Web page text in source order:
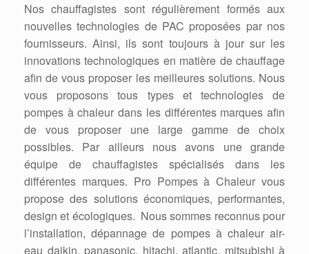
Nos chauffagistes sont régulièrement formés aux
nouvelles technologies de PAC proposées par nos
fournisseurs. Ainsi, ils sont toujours à jour sur les
innovations technologiques en matière de chauffage
afin de vous proposer les meilleures solutions. Nous
vous proposons tous types et technologies de
pompes à chaleur dans les différentes marques afin
de vous proposer une large gamme de choix
possibles. Par ailleurs nous avons une grande
équipe de chauffagistes spécialisés dans les
différentes marques. Pro Pompes à Chaleur vous
propose des solutions économiques, performantes,
design et écologiques. Nous sommes reconnus pour
l’installation, dépannage de pompes à chaleur air-
eau daikin, panasonic, hitachi, atlantic, mitsubishi à